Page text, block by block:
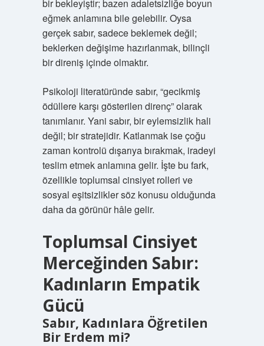
bir bekleyiştir; bazen adaletsizliğe boyun
eğmek anlamına bile gelebilir. Oysa
gerçek sabır, sadece beklemek değil;
beklerken değişime hazırlanmak, bilinçli
bir direniş içinde olmaktır.
Psikoloji literatüründe sabır, “gecikmiş
ödüllere karşı gösterilen direnç” olarak
tanımlanır. Yani sabır, bir eylemsizlik hali
değil; bir stratejidir. Katlanmak ise çoğu
zaman kontrolü dışarıya bırakmak, iradeyi
teslim etmek anlamına gelir. İşte bu fark,
özellikle toplumsal cinsiyet rolleri ve
sosyal eşitsizlikler söz konusu olduğunda
daha da görünür hâle gelir.
Toplumsal Cinsiyet
Merceğinden Sabır:
Kadınların Empatik
Gücü
Sabır, Kadınlara Öğretilen
Bir Erdem mi?